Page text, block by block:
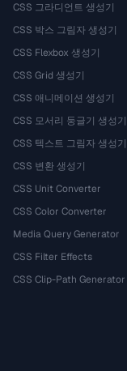
CSS 그라디언트 생성기
CSS 박스 그림자 생성기
CSS Flexbox 생성기
CSS Grid 생성기
CSS 애니메이션 생성기
CSS 모서리 둥글기 생성기
CSS 텍스트 그림자 생성기
CSS 변환 생성기
CSS Unit Converter
CSS Color Converter
Media Query Generator
CSS Filter Effects
CSS Clip-Path Generator